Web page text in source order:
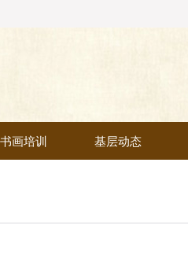
书画培训 基层动态